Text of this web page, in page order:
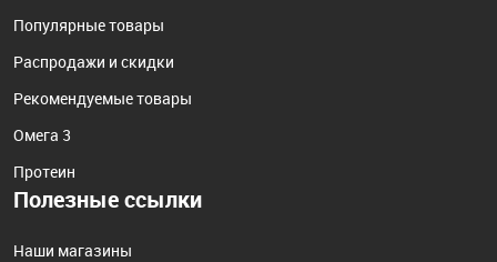
Популярные товары
Распродажи и скидки
Рекомендуемые товары
Омега 3
Протеин
Полезные ссылки
Наши магазины